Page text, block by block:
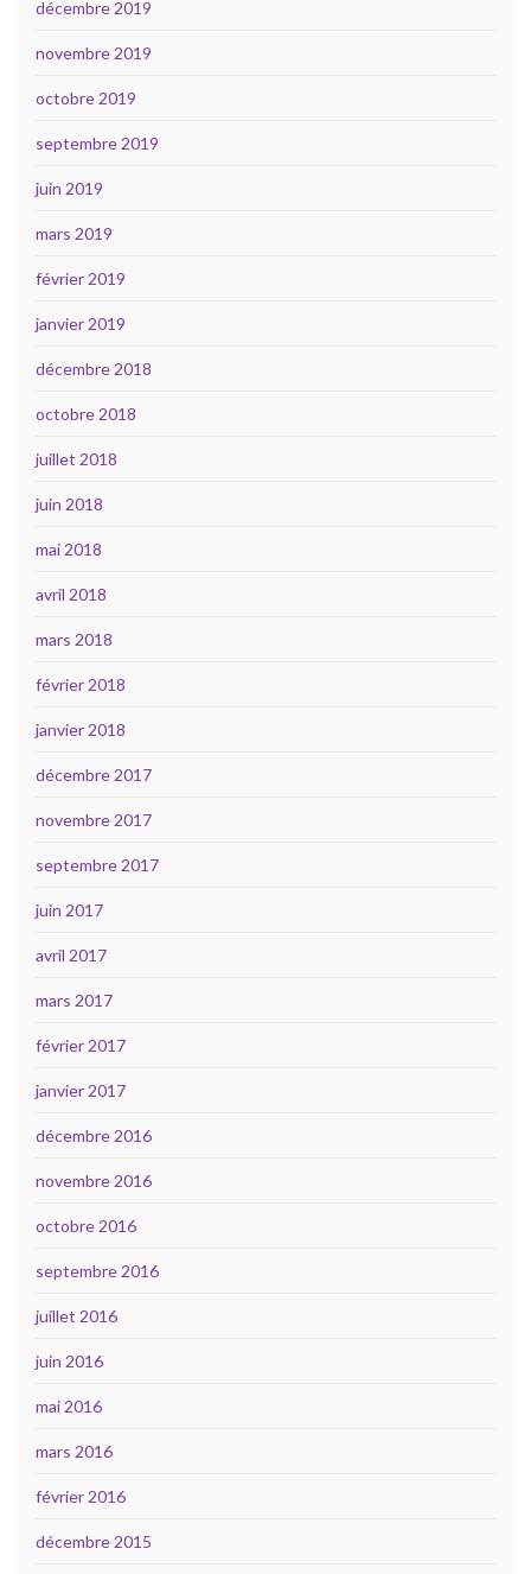
décembre 2019
novembre 2019
octobre 2019
septembre 2019
juin 2019
mars 2019
février 2019
janvier 2019
décembre 2018
octobre 2018
juillet 2018
juin 2018
mai 2018
avril 2018
mars 2018
février 2018
janvier 2018
décembre 2017
novembre 2017
septembre 2017
juin 2017
avril 2017
mars 2017
février 2017
janvier 2017
décembre 2016
novembre 2016
octobre 2016
septembre 2016
juillet 2016
juin 2016
mai 2016
mars 2016
février 2016
décembre 2015